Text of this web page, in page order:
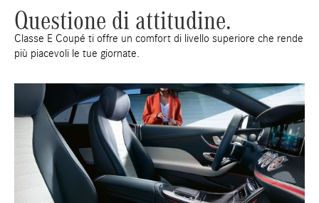
Questione di attitudine.
Classe E Coupé ti offre un comfort di livello superiore che rende
più piacevoli le tue giornate.